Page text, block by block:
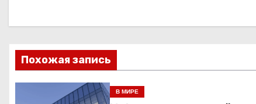
ц
и
Похожая запись
В МИРЕ